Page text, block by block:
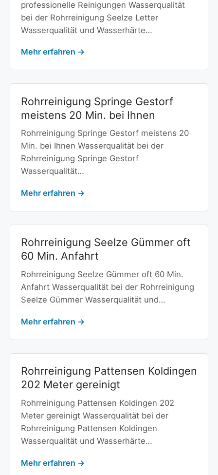
professionelle Reinigungen Wasserqualität
bei der Rohrreinigung Seelze Letter
Wasserqualität und Wasserhärte…
Mehr erfahren →
Rohrreinigung Springe Gestorf
meistens 20 Min. bei Ihnen
Rohrreinigung Springe Gestorf meistens 20
Min. bei Ihnen Wasserqualität bei der
Rohrreinigung Springe Gestorf
Wasserqualität…
Mehr erfahren →
Rohrreinigung Seelze Gümmer oft
60 Min. Anfahrt
Rohrreinigung Seelze Gümmer oft 60 Min.
Anfahrt Wasserqualität bei der Rohrreinigung
Seelze Gümmer Wasserqualität und…
Mehr erfahren →
Rohrreinigung Pattensen Koldingen
202 Meter gereinigt
Rohrreinigung Pattensen Koldingen 202
Meter gereinigt Wasserqualität bei der
Rohrreinigung Pattensen Koldingen
Wasserqualität und Wasserhärte…
Mehr erfahren →